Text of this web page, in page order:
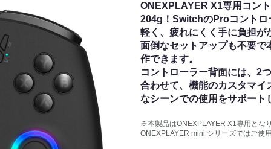
ONEXPLAYER X1専用コン
204g！SwitchのProコントロ
軽く、疲れにくく手に負担が
面倒なセットアップも不要で
作できます。
コントローラー背面には、2
合わせて、機能のカスタマイ
なシーンでの使用をサポート
※本製品はONEXPLAYER X1専用とな
ONEXPLAYER mini シリーズではご使